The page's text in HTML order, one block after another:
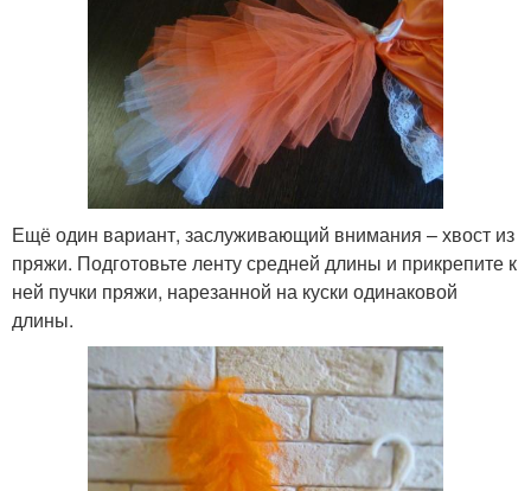
Ещё один вариант, заслуживающий внимания – хвост из
пряжи. Подготовьте ленту средней длины и прикрепите к
ней пучки пряжи, нарезанной на куски одинаковой
длины.